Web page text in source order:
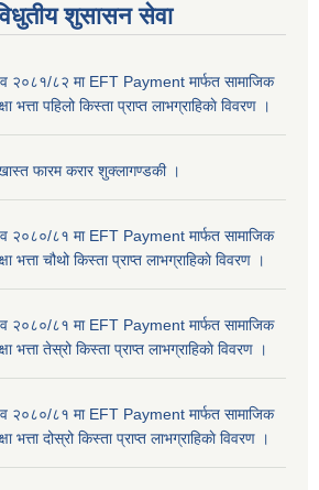
शुसासन सेवा
२०८१/८२ मा EFT Payment मार्फत सामाजिक
भत्ता पहिलो किस्ता प्राप्त लाभग्राहिकाे विवरण ।
फारम करार शुक्लागण्डकी ।
२०८०/८१ मा EFT Payment मार्फत सामाजिक
भत्ता चौथो किस्ता प्राप्त लाभग्राहिकाे विवरण ।
२०८०/८१ मा EFT Payment मार्फत सामाजिक
भत्ता तेस्रो किस्ता प्राप्त लाभग्राहिकाे विवरण ।
२०८०/८१ मा EFT Payment मार्फत सामाजिक
भत्ता दोस्रो किस्ता प्राप्त लाभग्राहिकाे विवरण ।